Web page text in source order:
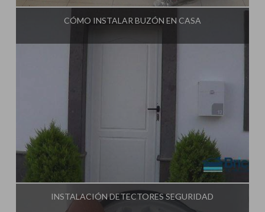
CÓMO INSTALAR BUZÓN EN CASA
Tu Taller de Bricolaje
INSTALACIÓN DETECTORES SEGURIDAD